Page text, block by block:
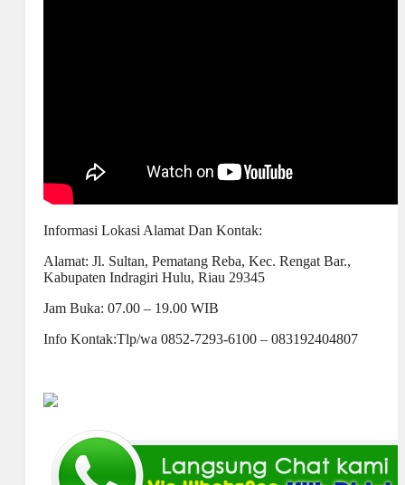
Informasi Lokasi Alamat Dan Kontak:
Alamat: Jl. Sultan, Pematang Reba, Kec. Rengat Bar.,
Kabupaten Indragiri Hulu, Riau 29345
Jam Buka: 07.00 – 19.00 WIB
Info Kontak:Tlp/wa 0852-7293-6100 – 083192404807